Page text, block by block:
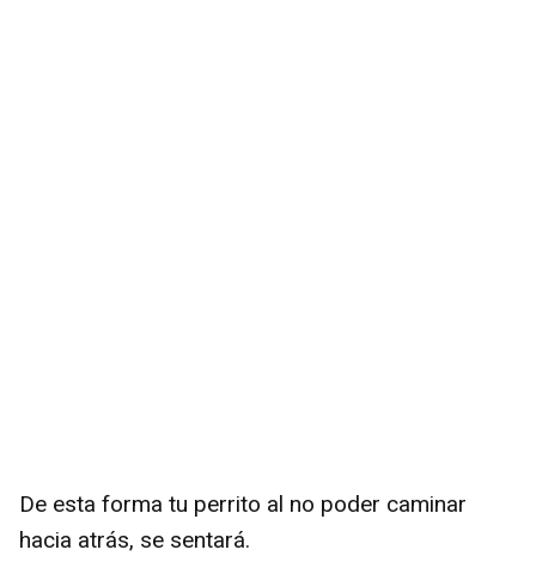
De esta forma tu perrito al no poder caminar
hacia atrás, se sentará.